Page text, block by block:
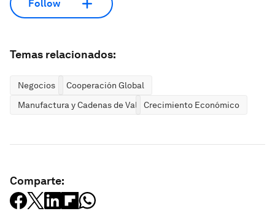
Follow
Temas relacionados:
Negocios
Cooperación Global
Manufactura y Cadenas de ValorCrecimiento Económico
Comparte: